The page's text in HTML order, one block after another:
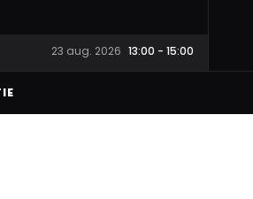
23 aug. 2026 13:00 - 15:00